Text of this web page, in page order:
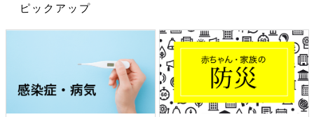
ピックアップ